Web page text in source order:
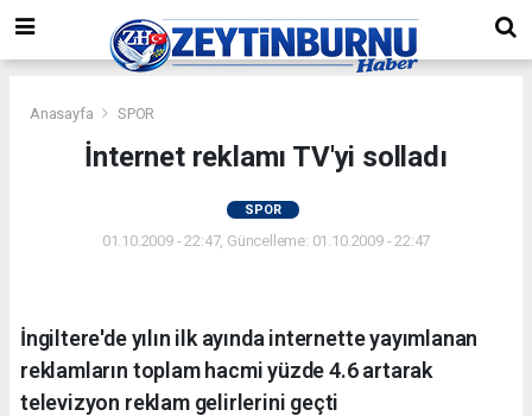
Anasayfa SPOR
İnternet reklamı TV'yi solladı
SPOR
01.10.2009 - 22:47, Güncelleme: 01.10.2009 - 22:47
İngiltere'de yılın ilk ayında internette yayımlanan
reklamların toplam hacmi yüzde 4.6 artarak
televizyon reklam gelirlerini geçti